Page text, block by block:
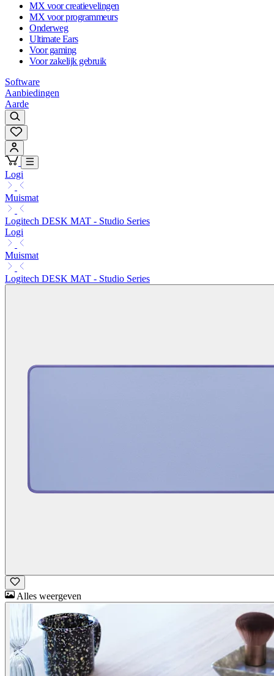
MX voor creatievelingen
MX voor programmeurs
Onderweg
Ultimate Ears
Voor gaming
Voor zakelijk gebruik
Software
Aanbiedingen
Aarde
Logi
Muismat
Logitech DESK MAT - Studio Series
Logi
Muismat
Logitech DESK MAT - Studio Series
Alles weergeven